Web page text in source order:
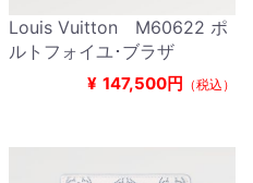
Louis Vuitton M60622 ポ
ルトフォイユ･ブラザ
¥ 147,500円 （税込）